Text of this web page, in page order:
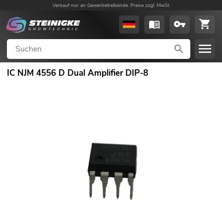
Verkauf nur an Gewerbetreibende. Preise zzgl. MwSt.
IC NJM 4556 D Dual Amplifier DIP-8